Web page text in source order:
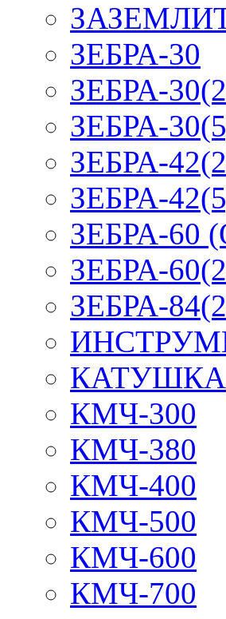
ЗЕБРА-30
ЗЕБРА-
ЗЕБРА-
ЗЕБРА-
ЗЕБРА-
ЗЕБРА-60
ЗЕБРА-
ЗЕБРА-
КАТУШКА
КМЧ-300
КМЧ-380
КМЧ-400
КМЧ-500
КМЧ-600
КМЧ-700